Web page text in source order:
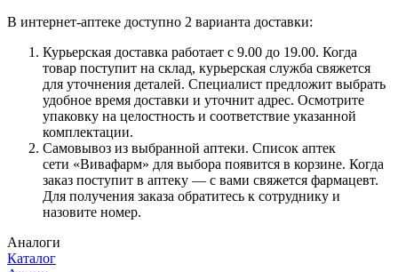
В интернет-аптеке доступно 2 варианта доставки:
Курьерская доставка работает с 9.00 до 19.00. Когда
товар поступит на склад, курьерская служба свяжется
для уточнения деталей. Специалист предложит выбрать
удобное время доставки и уточнит адрес. Осмотрите
упаковку на целостность и соответствие указанной
комплектации.
Самовывоз из выбранной аптеки. Список аптек
сети «Вивафарм» для выбора появится в корзине. Когда
заказ поступит в аптеку — с вами свяжется фармацевт.
Для получения заказа обратитесь к сотруднику и
назовите номер.
Аналоги
Каталог